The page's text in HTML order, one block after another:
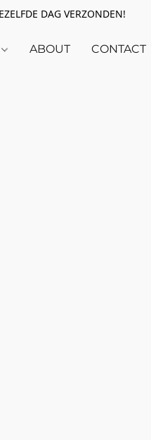
DAG VERZONDEN!
ABOUT CONTACT